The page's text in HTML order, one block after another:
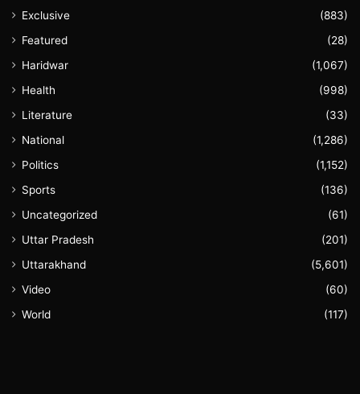
Exclusive
(883)
Featured
(28)
Haridwar
(1,067)
Health
(998)
Literature
(33)
National
(1,286)
Politics
(1,152)
Sports
(136)
Uncategorized
(61)
Uttar Pradesh
(201)
Uttarakhand
(5,601)
Video
(60)
World
(117)